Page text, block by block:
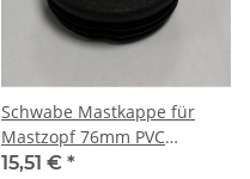
Schwabe Mastkappe für
Mastzopf 76mm PVC
schwarz
15,51 € *